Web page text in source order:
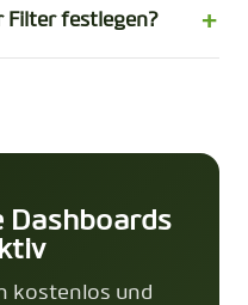
Filter festlegen?
Dashboards
kostenlos und